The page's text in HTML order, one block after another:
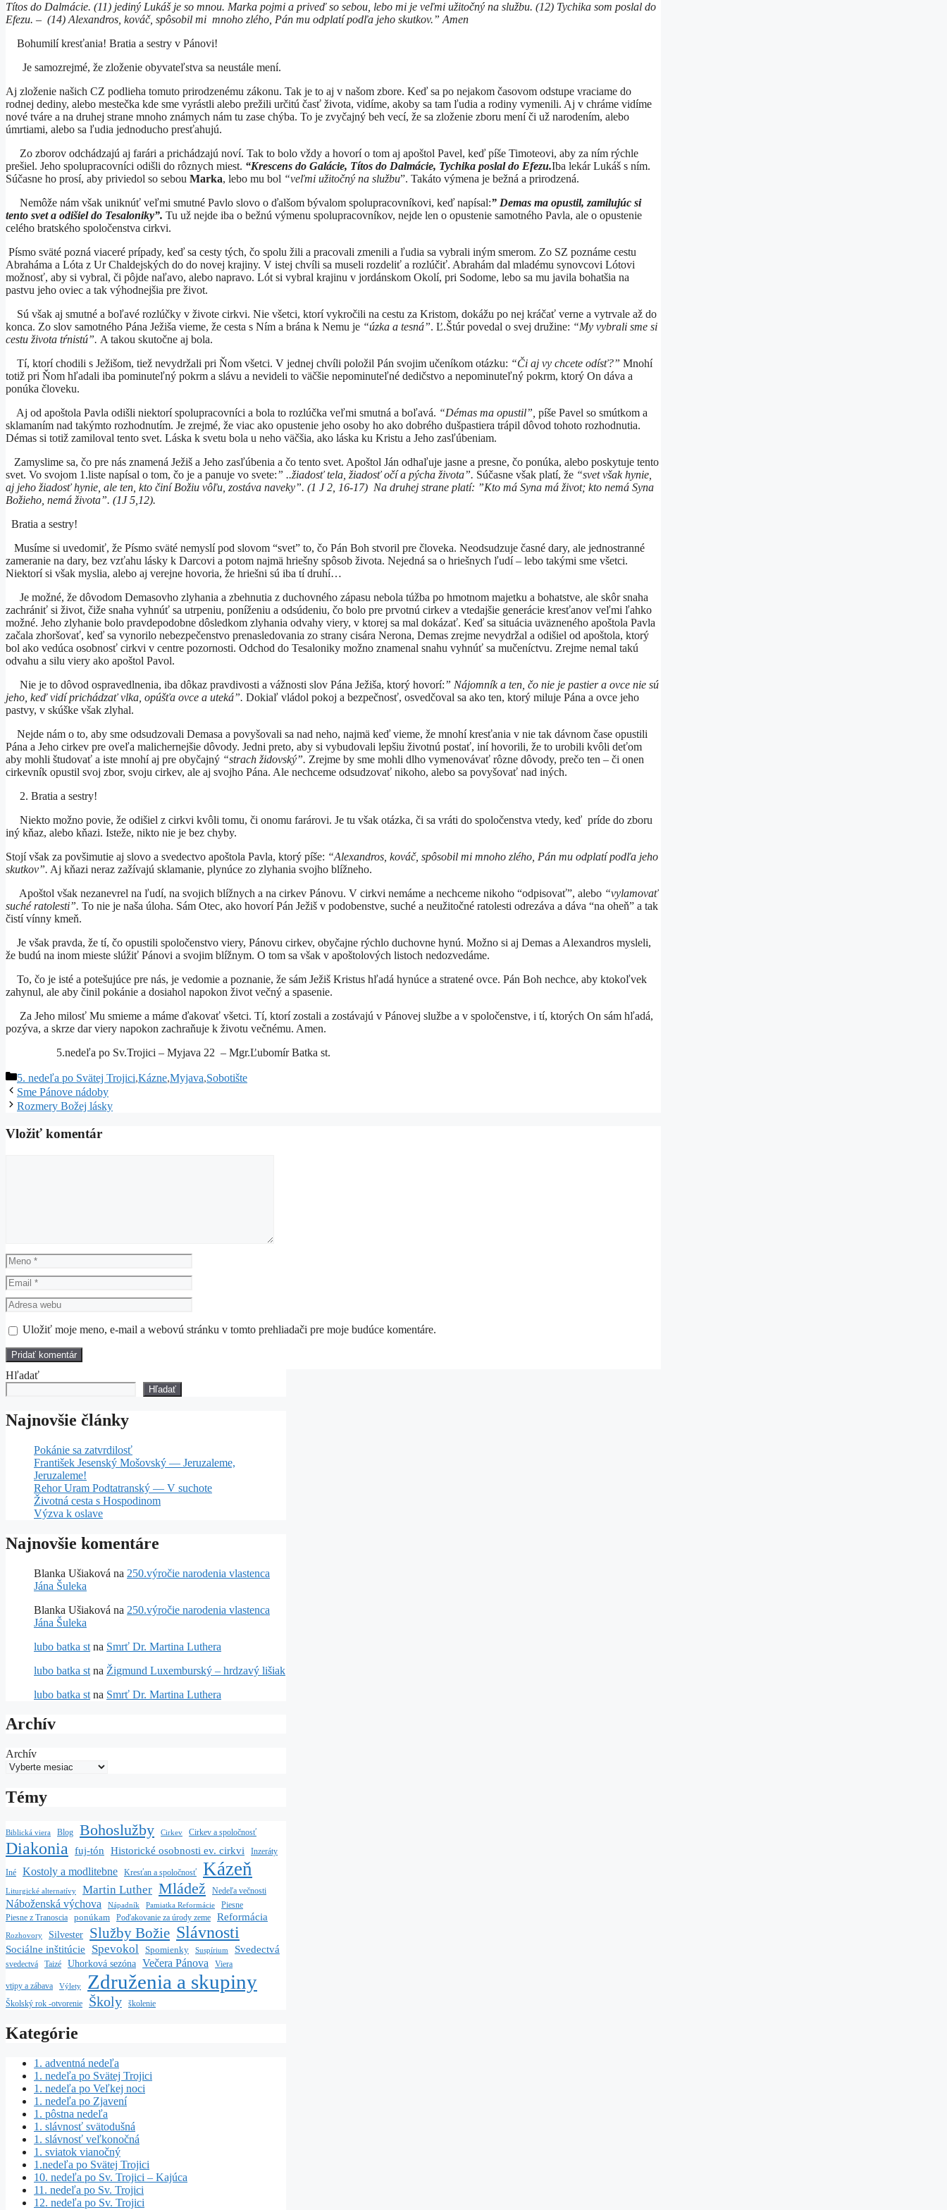
Títos do Dalmácie. (11) jediný Lukáš je so mnou. Marka pojmi a priveď so sebou, lebo mi je veľmi užitočný na službu. (12) Tychika som poslal do
Efezu. – (14) Alexandros, kováč, spôsobil mi mnoho zlého, Pán mu odplatí podľa jeho skutkov.” Amen
Bohumilí kresťania! Bratia a sestry v Pánovi!
Je samozrejmé, že zloženie obyvateľstva sa neustále mení.
Aj zloženie našich CZ podlieha tomuto prirodzenému zákonu. Tak je to aj v našom zbore. Keď sa po nejakom časovom odstupe vraciame do
rodnej dediny, alebo mestečka kde sme vyrástli alebo prežili určitú časť života, vidíme, akoby sa tam ľudia a rodiny vymenili. Aj v chráme vidíme
nové tváre a na druhej strane mnoho známych nám tu zase chýba. To je zvyčajný beh vecí, že sa zloženie zboru mení či už narodením, alebo
úmrtiami, alebo sa ľudia jednoducho presťahujú.
Zo zborov odchádzajú aj farári a prichádzajú noví. Tak to bolo vždy a hovorí o tom aj apoštol Pavel, keď píše Timoteovi, aby za ním rýchle
prešiel. Jeho spolupracovníci odišli do rôznych miest. “Krescens do Galácie, Títos do Dalmácie, Tychika poslal do Efezu.Iba lekár Lukáš s ním.
Súčasne ho prosí, aby priviedol so sebou Marka, lebo mu bol “veľmi užitočný na službu”. Takáto výmena je bežná a prirodzená.
Nemôže nám však uniknúť veľmi smutné Pavlo slovo o ďalšom bývalom spolupracovníkovi, keď napísal:” Demas ma opustil, zamilujúc si
tento svet a odišiel do Tesaloniky”. Tu už nejde iba o bežnú výmenu spolupracovníkov, nejde len o opustenie samotného Pavla, ale o opustenie
celého bratského spoločenstva cirkvi.
Písmo sväté pozná viaceré prípady, keď sa cesty tých, čo spolu žili a pracovali zmenili a ľudia sa vybrali iným smerom. Zo SZ poznáme cestu
Abraháma a Lóta z Ur Chaldejských do do novej krajiny. V istej chvíli sa museli rozdeliť a rozlúčiť. Abrahám dal mladému synovcovi Lótovi
možnosť, aby si vybral, či pôjde naľavo, alebo napravo. Lót si vybral krajinu v jordánskom Okolí, pri Sodome, lebo sa mu javila bohatšia na
pastvu jeho oviec a tak výhodnejšia pre život.
Sú však aj smutné a boľavé rozlúčky v živote cirkvi. Nie všetci, ktorí vykročili na cestu za Kristom, dokážu po nej kráčať verne a vytrvale až do
konca. Zo slov samotného Pána Ježiša vieme, že cesta s Ním a brána k Nemu je “úzka a tesná”. Ľ.Štúr povedal o svej družine: “My vybrali sme si
cestu života tŕnistú”. A takou skutočne aj bola.
Tí, ktorí chodili s Ježišom, tiež nevydržali pri Ňom všetci. V jednej chvíli položil Pán svojim učeníkom otázku: “Či aj vy chcete odísť?” Mnohí
totiž pri Ňom hľadali iba pominuteľný pokrm a slávu a nevideli to väčšie nepominuteľné dedičstvo a nepominuteľný pokrm, ktorý On dáva a
ponúka človeku.
Aj od apoštola Pavla odišli niektorí spolupracovníci a bola to rozlúčka veľmi smutná a boľavá. “Démas ma opustil”, píše Pavel so smútkom a
sklamaním nad takýmto rozhodnutím. Je zrejmé, že viac ako opustenie jeho osoby ho ako dobrého dušpastiera trápil dôvod tohoto rozhodnutia.
Démas si totiž zamiloval tento svet. Láska k svetu bola u neho väčšia, ako láska ku Kristu a Jeho zasľúbeniam.
Zamyslime sa, čo pre nás znamená Ježiš a Jeho zasľúbenia a čo tento svet. Apoštol Ján odhaľuje jasne a presne, čo ponúka, alebo poskytuje tento
svet. Vo svojom 1.liste napísal o tom, čo je a panuje vo svete:” ..žiadosť tela, žiadosť očí a pýcha života”. Súčasne však platí, že “svet však hynie,
aj jeho žiadosť hynie, ale ten, kto činí Božiu vôľu, zostáva naveky”. (1 J 2, 16-17) Na druhej strane platí: ”Kto má Syna má život; kto nemá Syna
Božieho, nemá života”. (1J 5,12).
Bratia a sestry!
Musíme si uvedomiť, že Písmo sväté nemyslí pod slovom “svet” to, čo Pán Boh stvoril pre človeka. Neodsudzuje časné dary, ale jednostranné
zameranie na dary, bez vzťahu lásky k Darcovi a potom najmä hriešny spôsob života. Nejedná sa o hriešnych ľudí – lebo takými sme všetci.
Niektorí si však myslia, alebo aj verejne hovoria, že hriešni sú iba tí druhí…
Je možné, že dôvodom Demasovho zlyhania a zbehnutia z duchovného zápasu nebola túžba po hmotnom majetku a bohatstve, ale skôr snaha
zachrániť si život, čiže snaha vyhnúť sa utrpeniu, poníženiu a odsúdeniu, čo bolo pre prvotnú cirkev a vtedajšie generácie kresťanov veľmi ľahko
možné. Jeho zlyhanie bolo pravdepodobne dôsledkom zlyhania odvahy viery, v ktorej sa mal dokázať. Keď sa situácia uväzneného apoštola Pavla
začala zhoršovať, keď sa vynorilo nebezpečenstvo prenasledovania zo strany cisára Nerona, Demas zrejme nevydržal a odišiel od apoštola, ktorý
bol ako vedúca osobnosť cirkvi v centre pozornosti. Odchod do Tesaloniky možno znamenal snahu vyhnúť sa mučeníctvu. Zrejme nemal takú
odvahu a silu viery ako apoštol Pavol.
Nie je to dôvod ospravedlnenia, iba dôkaz pravdivosti a vážnosti slov Pána Ježiša, ktorý hovorí:” Nájomník a ten, čo nie je pastier a ovce nie sú
jeho, keď vidí prichádzať vlka, opúšťa ovce a uteká”. Dokiaľ vládol pokoj a bezpečnosť, osvedčoval sa ako ten, ktorý miluje Pána a ovce jeho
pastvy, v skúške však zlyhal.
Nejde nám o to, aby sme odsudzovali Demasa a povyšovali sa nad neho, najmä keď vieme, že mnohí kresťania v nie tak dávnom čase opustili
Pána a Jeho cirkev pre oveľa malichernejšie dôvody. Jedni preto, aby si vybudovali lepšiu životnú postať, iní hovorili, že to urobili kvôli deťom
aby mohli študovať a iste mnohí aj pre obyčajný “strach židovský”. Zrejme by sme mohli dlho vymenovávať rôzne dôvody, prečo ten – či onen
cirkevník opustil svoj zbor, svoju cirkev, ale aj svojho Pána. Ale nechceme odsudzovať nikoho, alebo sa povyšovať nad iných.
2. Bratia a sestry!
Niekto možno povie, že odišiel z cirkvi kvôli tomu, či onomu farárovi. Je tu však otázka, či sa vráti do spoločenstva vtedy, keď príde do zboru
iný kňaz, alebo kňazi. Isteže, nikto nie je bez chyby.
Stojí však za povšimutie aj slovo a svedectvo apoštola Pavla, ktorý píše: “Alexandros, kováč, spôsobil mi mnoho zlého, Pán mu odplatí podľa jeho
skutkov”. Aj kňazi neraz zažívajú sklamanie, plynúce zo zlyhania svojho blížneho.
Apoštol však nezanevrel na ľudí, na svojich blížnych a na cirkev Pánovu. V cirkvi nemáme a nechceme nikoho “odpisovať”, alebo “vylamovať
suché ratolesti”. To nie je naša úloha. Sám Otec, ako hovorí Pán Ježiš v podobenstve, suché a neužitočné ratolesti odrezáva a dáva “na oheň” a tak
čistí vínny kmeň.
Je však pravda, že tí, čo opustili spoločenstvo viery, Pánovu cirkev, obyčajne rýchlo duchovne hynú. Možno si aj Demas a Alexandros mysleli,
že budú na inom mieste slúžiť Pánovi a svojim blížnym. O tom sa však v apoštolových listoch nedozvedáme.
To, čo je isté a potešujúce pre nás, je vedomie a poznanie, že sám Ježiš Kristus hľadá hynúce a stratené ovce. Pán Boh nechce, aby ktokoľvek
zahynul, ale aby činil pokánie a dosiahol napokon život večný a spasenie.
Za Jeho milosť Mu smieme a máme ďakovať všetci. Tí, ktorí zostali a zostávajú v Pánovej službe a v spoločenstve, i tí, ktorých On sám hľadá,
pozýva, a skrze dar viery napokon zachraňuje k životu večnému. Amen.
5.nedeľa po Sv.Trojici – Myjava 22 – Mgr.Ľubomír Batka st.
Kategórie
5. nedeľa po Svätej Trojici,Kázne,Myjava,Sobotište
Sme Pánove nádoby
Rozmery Božej lásky
Vložiť komentár
Meno
Email
Adresa
webu
Uložiť moje meno, e-mail a webovú stránku v tomto prehliadači pre moje budúce komentáre.
Hľadať
Hľadať
Najnovšie články
Pokánie sa zatvrdilosť
František Jesenský Mošovský — Jeruzaleme,
Jeruzaleme!
Rehor Uram Podtatranský — V suchote
Životná cesta s Hospodinom
Výzva k oslave
Najnovšie komentáre
Blanka Ušiaková na 250.výročie narodenia vlastenca
Jána Šuleka
Blanka Ušiaková na 250.výročie narodenia vlastenca
Jána Šuleka
lubo batka st na Smrť Dr. Martina Luthera
lubo batka st na Žigmund Luxemburský – hrdzavý lišiak
lubo batka st na Smrť Dr. Martina Luthera
Archív
Archív
Témy
Biblická viera Blog Bohoslužby Cirkev Cirkev a spoločnosť
Diakonia fuj-tón Historické osobnosti ev. cirkvi Inzeráty
Iné Kostoly a modlitebne Kresťan a spoločnosť Kázeň
Liturgické alternatívy Martin Luther Mládež Nedeľa večnosti
Náboženská výchova Nápadník Pamiatka Reformácie
Piesne
Piesne z Tranoscia
ponúkam Poďakovanie za úrody zeme Reformácia
Rozhovory Silvester Služby Božie Slávnosti
Sociálne inštitúcie Spevokol Spomienky Suspírium Svedectvá
svedectvá Taizé Uhorková sezóna Večera Pánova Viera
vtipy a zábava Výlety Združenia a skupiny
Školský rok -otvorenie Školy školenie
Kategórie
1. adventná nedeľa
1. nedeľa po Svätej Trojici
1. nedeľa po Veľkej noci
1. nedeľa po Zjavení
1. pôstna nedeľa
1. slávnosť svätodušná
1. slávnosť veľkonočná
1. sviatok vianočný
1.nedeľa po Svätej Trojici
10. nedeľa po Sv. Trojici – Kajúca
11. nedeľa po Sv. Trojici
12. nedeľa po Sv. Trojici